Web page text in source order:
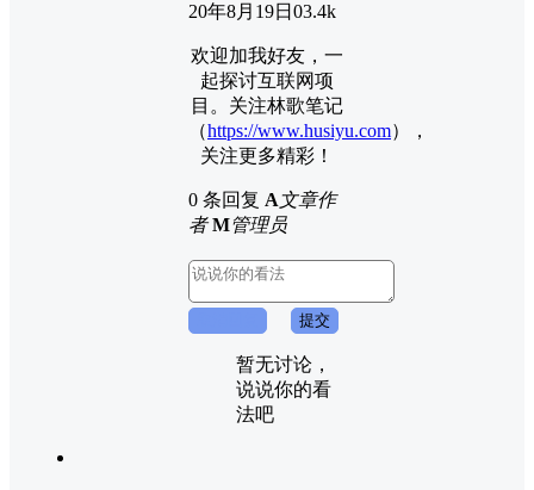
20年8月19日 03.4k
欢迎加我好友，一
起探讨互联网项
目。关注林歌笔记
（https://www.husiyu.com），
关注更多精彩！
0 条回复 A文章作
者 M管理员
提交
暂无讨论，
说说你的看
法吧